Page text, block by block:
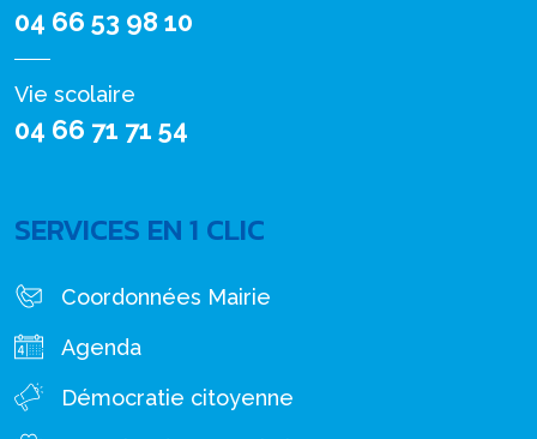
04 66 53 98 10
Vie scolaire
04 66 71 71 54
SERVICES EN 1 CLIC
Coordonnées Mairie
Agenda
Démocratie citoyenne